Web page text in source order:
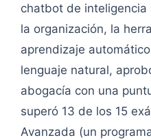
chatbot de inteligencia
la organización, la
aprendizaje
lenguaje natural,
abogacía con una
superó 13 de los 15
Avanzada (un